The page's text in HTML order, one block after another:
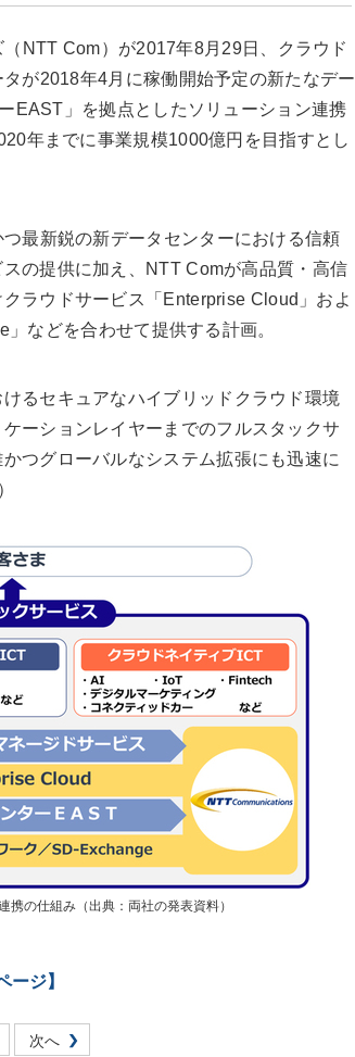
NTT Com）が2017年8月29日、クラウド
が2018年4月に稼働開始予定の新たなデー
EAST」を拠点としたソリューション連携
年までに事業規模1000億円を目指すとし
最新鋭の新データセンターにおける信頼
の提供に加え、NTT Comが高品質・高信
ラウドサービス「Enterprise Cloud」およ
などを合わせて提供する計画。
るセキュアなハイブリッドクラウド環境
ーションレイヤーまでのフルスタックサ
つグローバルなシステム拡張にも迅速に
携の仕組み（出典：両社の発表資料）
ージ】
次へ